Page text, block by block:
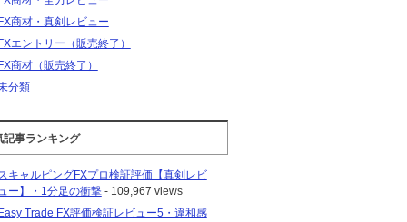
商材・真剣レビュー
エントリー（販売終了）
商材（販売終了）
分類
記事ランキング
キャルピングFXプロ検証評価【真剣レビ
ー】・1分足の衝撃- 109,967 views
Trade FX評価検証レビュー5・違和感